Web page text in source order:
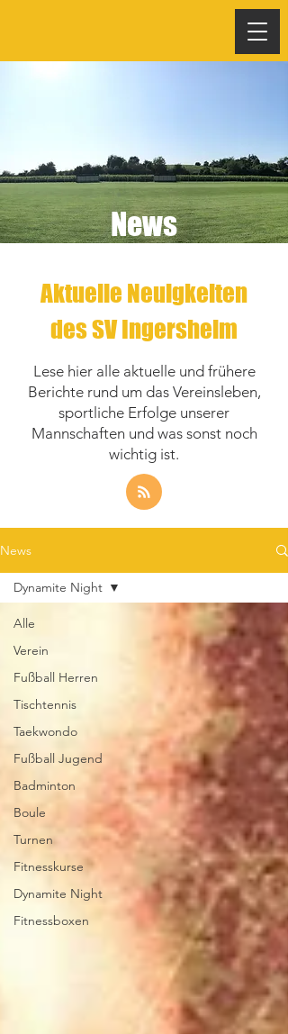
News
Aktuelle Neuigkeiten
des SV Ingersheim
Lese hier alle aktuelle und frühere
Berichte rund um das Vereinsleben,
sportliche Erfolge unserer
Mannschaften und was sonst noch
wichtig ist.
News
Alle
Verein
Fußball Herren
Tischtennis
Taekwondo
Fußball Jugend
Badminton
Boule
Turnen
Fitnesskurse
Dynamite Night
Fitnessboxen
Dynamite Night